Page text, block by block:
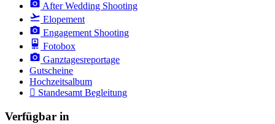
After Wedding Shooting
Elopement
Engagement Shooting
Fotobox
Ganztagesreportage
Gutscheine
Hochzeitsalbum
Standesamt Begleitung
Verfügbar in